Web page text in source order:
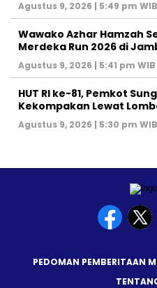
Agustus 9, 2026 | 5:49 pm WIB
Wawako Azhar Hamzah
Merdeka Run 2026 di
Agustus 9, 2026 | 5:41 pm WIB
HUT RI ke-81, Pemkot
Kekompakan Lewat
Agustus 9, 2026 | 5:30 pm WIB
PEDOMAN PEMBERITAAN